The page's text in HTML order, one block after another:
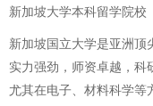
新加坡大学本科留学院校
新加坡国立大学是亚洲顶
实力强劲，师资卓越，科
尤其在电子、材料科学等